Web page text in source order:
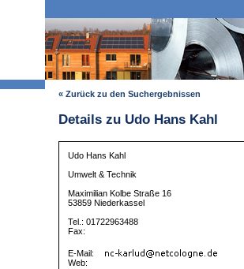
« Zurück zu den Suchergebnissen
Details zu Udo Hans Kahl
Udo Hans Kahl
Umwelt & Technik
Maximilian Kolbe Straße 16
53859 Niederkassel
Tel.: 01722963488
Fax:
E-Mail:
Web: